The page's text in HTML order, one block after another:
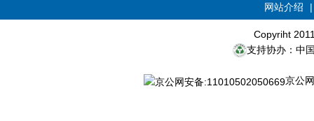
网站介绍
Copyriht
支持协办：中
京公